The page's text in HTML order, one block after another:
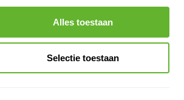
Alles toestaan
Selectie toestaan
europe.com